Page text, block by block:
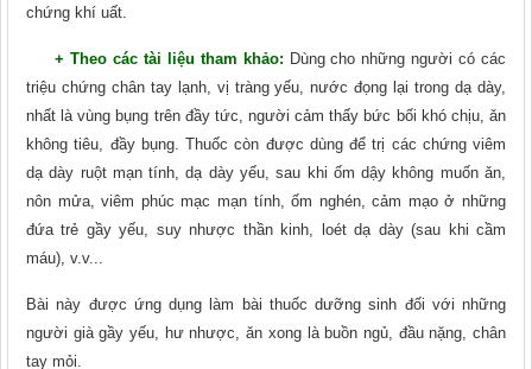
chứng khí uất.
+ Theo các tài liệu tham khảo: Dùng cho những người có các
triệu chứng chân tay lạnh, vị tràng yếu, nước đọng lại trong dạ dày,
nhất là vùng bụng trên đầy tức, người cảm thấy bức bối khó chịu, ǎn
không tiêu, đầy bụng. Thuốc còn được dùng để trị các chứng viêm
dạ dày ruột mạn tính, dạ dày yếu, sau khi ốm dậy không muốn ǎn,
nôn mửa, viêm phúc mạc mạn tính, ốm nghén, cảm mạo ở những
đứa trẻ gầy yếu, suy nhược thần kinh, loét dạ dày (sau khi cầm
máu), v.v...
Bài này được ứng dụng làm bài thuốc dưỡng sinh đối với những
người già gầy yếu, hư nhược, ǎn xong là buồn ngủ, đầu nặng, chân
tay mỏi.